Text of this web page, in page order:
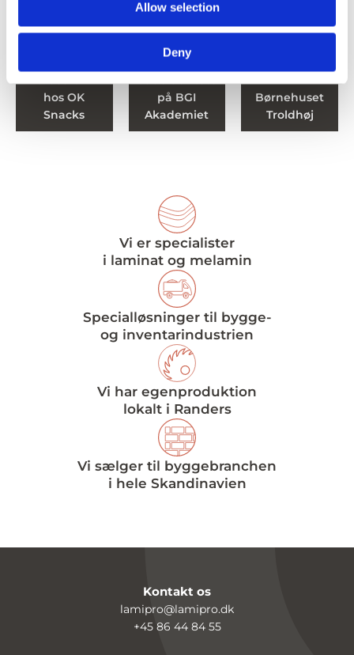
Allow selection
Deny
hos OK
Snacks
Toilet- og
på BGI
Akademiet
Børnehuset
Troldhøj
Vi er specialister
i laminat og melamin
Specialløsninger til bygge-
og inventarindustrien
Vi har egenproduktion
lokalt i Randers
Vi sælger til byggebranchen
i hele Skandinavien
Kontakt os
lamipro@lamipro.dk
+45 86 44 84 55